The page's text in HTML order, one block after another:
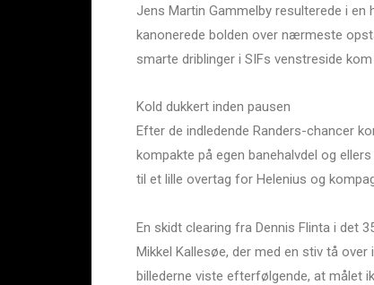
Jens Martin Gammelby resulterede i
kanonerede bolden over nærmeste
smarte driblinger i SIFs venstreside
Kold dukkert inden pausen
Efter de indledende Randers-chancer
kompakte på egen banehalvdel og
til et lille overtag for Helenius og
En skidt clearing fra Dennis Flinta i det
Mikkel Kallesøe, der med en stiv tå
billederne viste efterfølgende, at målet